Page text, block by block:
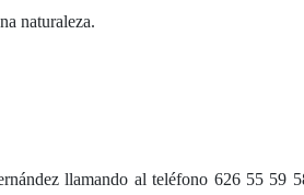
naturaleza.
llamando al teléfono 626 55 59